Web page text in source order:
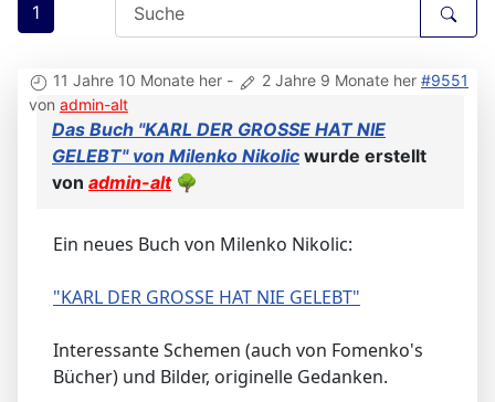
1
11 Jahre 10 Monate her - 2 Jahre 9 Monate her #9551
von admin-alt
Das Buch "KARL DER GROSSE HAT NIE
GELEBT" von Milenko Nikolic wurde erstellt
von admin-alt 🌳
Ein neues Buch von Milenko Nikolic:
"KARL DER GROSSE HAT NIE GELEBT"
Interessante Schemen (auch von Fomenko's
Bücher) und Bilder, originelle Gedanken.